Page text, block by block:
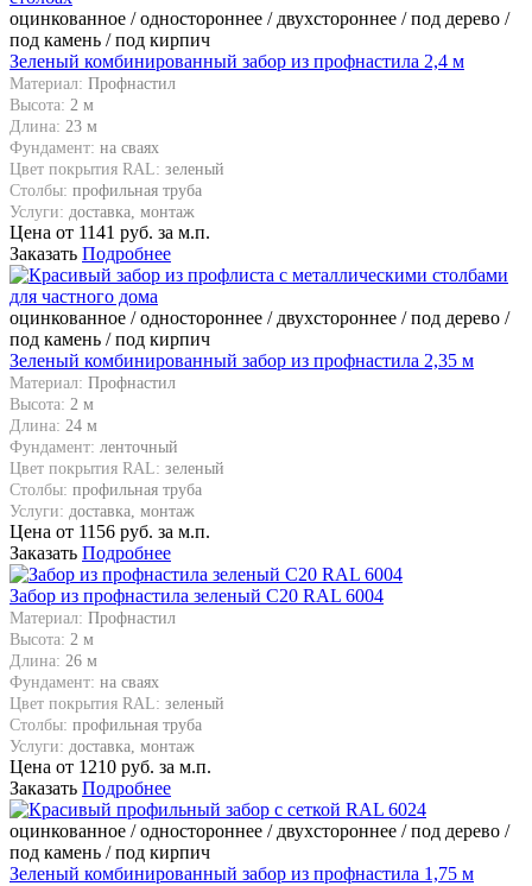
оцинкованное / одностороннее / двухстороннее / под дерево /
под камень / под кирпич
Зеленый комбинированный забор из профнастила 2,4 м
Материал: Профнастил
Высота: 2 м
Длина: 23 м
Фундамент: на сваях
Цвет покрытия RAL: зеленый
Столбы: профильная труба
Услуги: доставка, монтаж
Цена от 1141 руб. за м.п.
Заказать Подробнее
оцинкованное / одностороннее / двухстороннее / под дерево /
под камень / под кирпич
Зеленый комбинированный забор из профнастила 2,35 м
Материал: Профнастил
Высота: 2 м
Длина: 24 м
Фундамент: ленточный
Цвет покрытия RAL: зеленый
Столбы: профильная труба
Услуги: доставка, монтаж
Цена от 1156 руб. за м.п.
Заказать Подробнее
Забор из профнастила зеленый С20 RAL 6004
Материал: Профнастил
Высота: 2 м
Длина: 26 м
Фундамент: на сваях
Цвет покрытия RAL: зеленый
Столбы: профильная труба
Услуги: доставка, монтаж
Цена от 1210 руб. за м.п.
Заказать Подробнее
оцинкованное / одностороннее / двухстороннее / под дерево /
под камень / под кирпич
Зеленый комбинированный забор из профнастила 1,75 м